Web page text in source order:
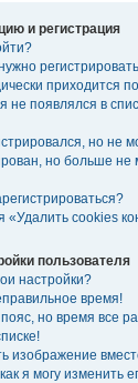
и регистрация
приходится
не появлялся в
но не
но больше не
«Удалить cookies
пользователя
настройки?
время!
но время все
изображение
я могу изменить